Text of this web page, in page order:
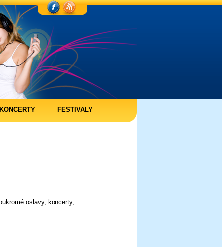
KONCERTY FESTIVALY
oslavy, koncerty,